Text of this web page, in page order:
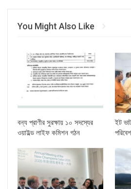
You Might Also Like
বন্য প্রাণীর সুরক্ষায় ১০ সদস্যের
ওয়াইল্ড লাইফ কমিশন গঠন
ইট